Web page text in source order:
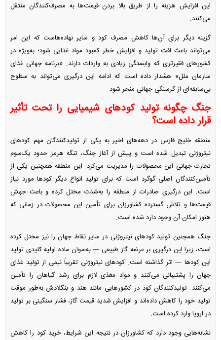
این افزایش هزینه را از طریق بالا بردن قیمت‌ها به مصرف‌کنندگان منتقل
می‌کنند.
گزینه دیگر برای آن‌ها کاهش مصرف کود و سایر نهاده‌هاست که این امر
می‌تواند باعث افت تولید و افزایش خطر کمبود مواد غذایی شود؛ به‌ویژه در
کشورهای فقیرتری که وابستگی زیادی به واردات دارند. «برنامه جهانی غذای
سازمان ملل» هشدار داده است که ادامه این درگیری می‌تواند به سطوح
بی‌سابقه‌ای از گرسنگی جهانی منجر شود.
جنگ چگونه تولید کودهای شیمیایی را تحت تأثیر
قرار داده است؟
منطقه خلیج فارس در دهه‌های اخیر به یکی از تولیدکنندگان مهم کودهای
نیتروژنی تبدیل شده است و پیش از آغاز جنگ، تنگه هرمز حدود یک‌سوم
تجارت جهانی این محصولات را مدیریت می‌کرد. این منطقه همچنین یکی از
تأمین‌کنندگان اصلی گوگرد است که برای تولید انواع دیگر کودها مورد نیاز
است. این درگیری صادرات از منطقه را به‌شدت مختل کرده و باعث جهش
قیمت‌ها و تلاش گسترده کشاورزان برای تأمین این محصولات در زمانی که
هنوز امکان آن وجود دارد شده است.
جنگ همچنین تولید کودهای نیتروژنی در سایر نقاط جهان را نیز مختل کرده
است، زیرا این درگیری بر عرضه گاز طبیعی — به‌عنوان ماده اولیه کلیدی تولید
این کودها — اثر گذاشته است. کودهای نیتروژنی تقریباً نیمی از تولید غذای
جهان را پشتیبانی می‌کنند و مواد مغذی لازم برای رشد گیاهان را تأمین
می‌کنند. تولیدکنندگان کود در کشورهایی مانند هند و بنگلادش به‌طور موقت
تولید خود را کاهش داده‌اند و افزایش شدید قیمت گاز، فشار سنگینی بر تولید
در اروپا وارد کرده است.
نشانه‌هایی وجود دارد که کشاورزان در نتیجه این شرایط، خرید کود را کاهش